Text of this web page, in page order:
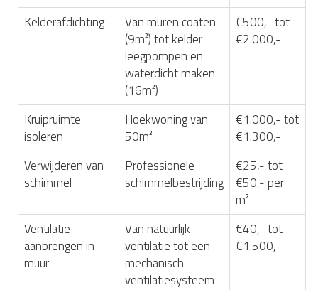
Kelderafdichting
Van muren coaten
(9m²) tot kelder
leegpompen en
waterdicht maken
(16m²)
€500,- tot
€2.000,-
Kruipruimte
isoleren
Hoekwoning van
50m²
€1.000,- tot
€1.300,-
Verwijderen van
schimmel
Professionele
schimmelbestrijding
€25,- tot
€50,- per
m²
Ventilatie
aanbrengen in
muur
Van natuurlijk
ventilatie tot een
mechanisch
ventilatiesysteem
€40,- tot
€1.500,-